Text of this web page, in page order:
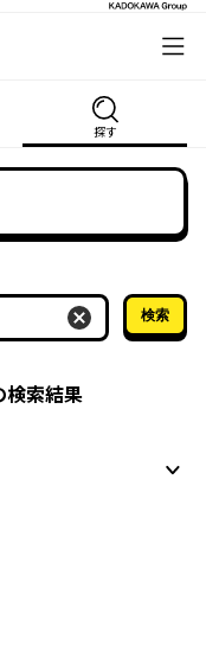
探す
検索
検索結果